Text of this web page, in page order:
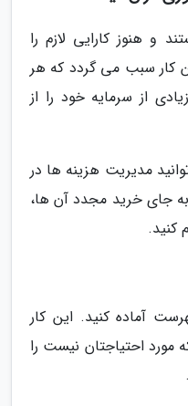
و هنوز کارایی لازم را
کار سبب می گردد که هر
از سرمایه خود را از
مدیریت هزینه ها در
جای خرید مجدد آن ها،
کنید.
آماده کنید. این کار
مورد احتیاجتان نیست را